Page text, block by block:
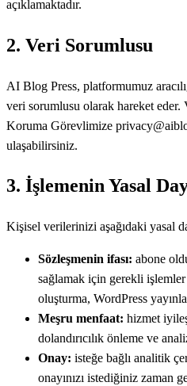
açıklamaktadır.
2. Veri Sorumlusu
AI Blog Press, platformumuz
veri sorumlusu olarak hareket eder.
Koruma Görevlimize
ulaşabilirsiniz.
3. İşlemenin Yasal
Kişisel verilerinizi aşağıdaki yasal
Sözleşmenin ifası: abone
sağlamak için gerekli
oluşturma, WordPress
Meşru menfaat: hizmet
dolandırıcılık önleme ve
Onay: isteğe bağlı analitik
onayınızı istediğiniz zaman